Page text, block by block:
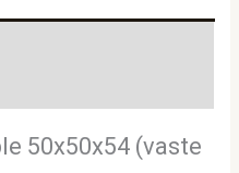
50x50x54 (vaste